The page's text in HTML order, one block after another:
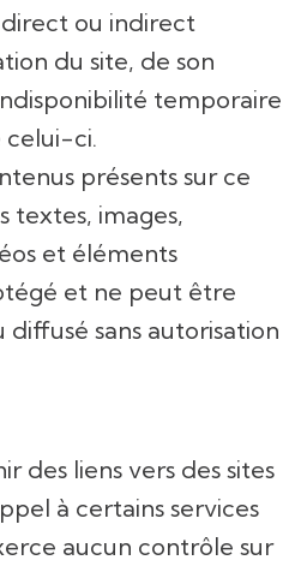
ou indirect
du site, de son
temporaire
celui-ci.
présents sur ce
textes, images,
et éléments
et ne peut être
sans autorisation
des liens vers des sites
à certains services
aucun contrôle sur